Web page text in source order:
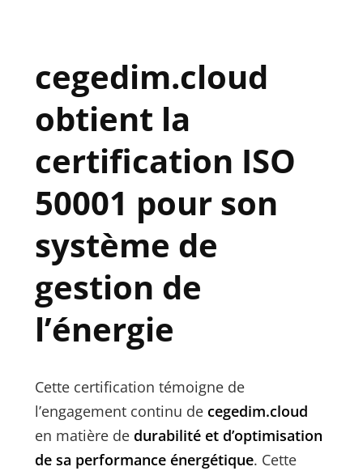
cegedim.cloud
obtient la
certification ISO
50001 pour son
système de
gestion de
l’énergie
Cette certification témoigne de
l’engagement continu de cegedim.cloud
en matière de durabilité et d’optimisation
de sa performance énergétique. Cette